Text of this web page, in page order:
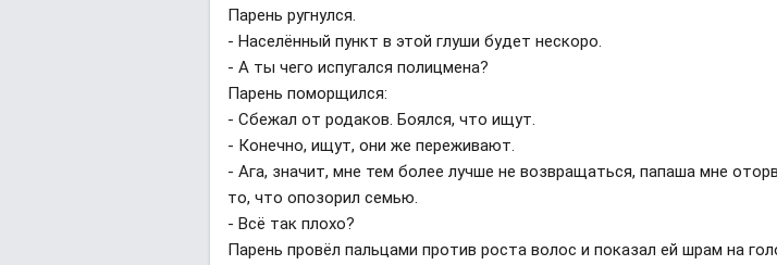
Парень ругнулся.
- Населённый пункт в этой глуши будет нескоро.
- А ты чего испугался полицмена?
Парень поморщился:
- Сбежал от родаков. Боялся, что ищут.
- Конечно, ищут, они же переживают.
- Ага, значит, мне тем более лучше не возвращаться, папаша мне
то, что опозорил семью.
- Всё так плохо?
Парень провёл пальцами против роста волос и показал ей шрам на